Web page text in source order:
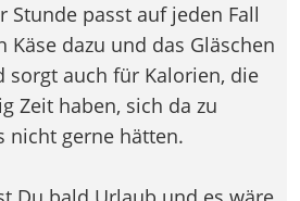
Stunde passt auf jeden Fall
Käse dazu und das Gläschen
sorgt auch für Kalorien, die
Zeit haben, sich da zu
nicht gerne hätten.